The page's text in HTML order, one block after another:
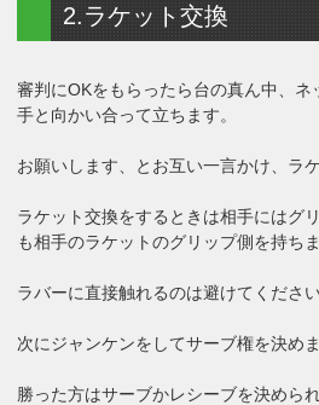
2.ラケット交換
審判にOKをもらったら台の真ん中、
手と向かい合って立ちます。
お願いします、とお互い一言かけ、ラ
ラケット交換をするときは相手にはグ
も相手のラケットのグリップ側を持ちま
ラバーに直接触れるのは避けてください
次にジャンケンをしてサーブ権を決めま
勝った方はサーブかレシーブを決めら